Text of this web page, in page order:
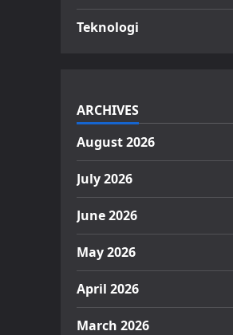
Teknologi
ARCHIVES
August 2026
July 2026
June 2026
May 2026
April 2026
March 2026